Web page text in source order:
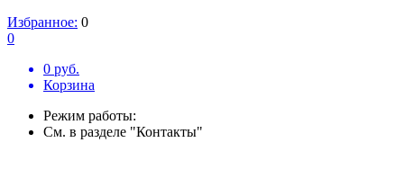
Избранное: 0
0
0 руб.
Корзина
Режим работы:
См. в разделе "Контакты"